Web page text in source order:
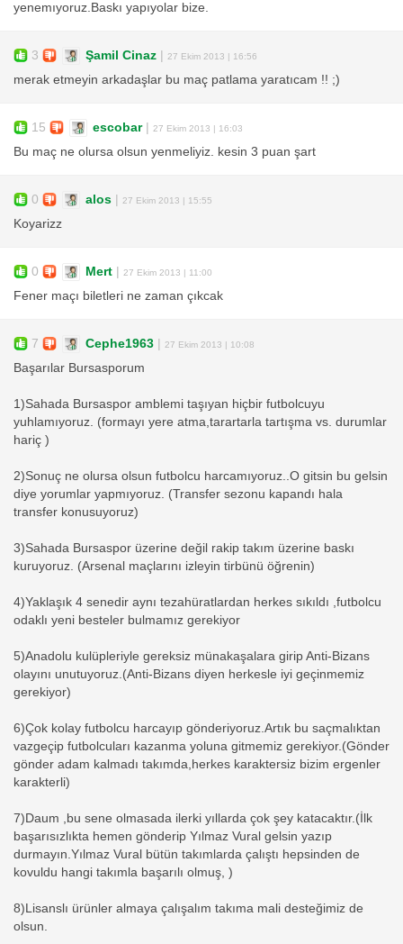
yenemıyoruz.Baskı yapıyolar bize.
3 Şamil Cinaz | 27 Ekim 2013 | 16:56
merak etmeyin arkadaşlar bu maç patlama yaratıcam !! ;)
15 escobar| 27 Ekim 2013 | 16:03
Bu maç ne olursa olsun yenmeliyiz. kesin 3 puan şart
0 alos | 27 Ekim 2013 | 15:55
Koyarizz
0 Mert | 27 Ekim 2013 | 11:00
Fener maçı biletleri ne zaman çıkcak
7 Cephe1963 | 27 Ekim 2013 | 10:08
Başarılar Bursasporum
1)Sahada Bursaspor amblemi taşıyan hiçbir futbolcuyu
yuhlamıyoruz. (formayı yere atma,tarartarla tartışma vs. durumlar
hariç )
2)Sonuç ne olursa olsun futbolcu harcamıyoruz..O gitsin bu gelsin
diye yorumlar yapmıyoruz. (Transfer sezonu kapandı hala
transfer konusuyoruz)
3)Sahada Bursaspor üzerine değil rakip takım üzerine baskı
kuruyoruz. (Arsenal maçlarını izleyin tirbünü öğrenin)
4)Yaklaşık 4 senedir aynı tezahüratlardan herkes sıkıldı ,futbolcu
odaklı yeni besteler bulmamız gerekiyor
5)Anadolu kulüpleriyle gereksiz münakaşalara girip Anti-Bizans
olayını unutuyoruz.(Anti-Bizans diyen herkesle iyi geçinmemiz
gerekiyor)
6)Çok kolay futbolcu harcayıp gönderiyoruz.Artık bu saçmalıktan
vazgeçip futbolcuları kazanma yoluna gitmemiz gerekiyor.(Gönder
gönder adam kalmadı takımda,herkes karaktersiz bizim ergenler
karakterli)
7)Daum ,bu sene olmasada ilerki yıllarda çok şey katacaktır.(İlk
başarısızlıkta hemen gönderip Yılmaz Vural gelsin yazıp
durmayın.Yılmaz Vural bütün takımlarda çalıştı hepsinden de
kovuldu hangi takımla başarılı olmuş, )
8)Lisanslı ürünler almaya çalışalım takıma mali desteğimiz de
olsun.